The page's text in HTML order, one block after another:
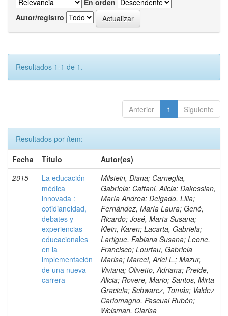
En orden
Autor/registro
Resultados 1-1 de 1.
Anterior 1 Siguiente
Resultados por ítem:
Fecha
Título
Autor(es)
2015
La educación
médica
innovada :
cotidianeidad,
debates y
experiencias
educacionales
en la
implementación
de una nueva
carrera
Milstein, Diana; Carneglia,
Gabriela; Cattani, Alicia; Dakessian,
María Andrea; Delgado, Lilia;
Fernández, María Laura; Gené,
Ricardo; José, Marta Susana;
Klein, Karen; Lacarta, Gabriela;
Lartigue, Fabiana Susana; Leone,
Francisco; Lourtau, Gabriela
Marisa; Marcel, Ariel L.; Mazur,
Viviana; Olivetto, Adriana; Preide,
Alicia; Rovere, Mario; Santos, Mirta
Graciela; Schwarcz, Tomás; Valdez
Carlomagno, Pascual Rubén;
Weisman, Clarisa